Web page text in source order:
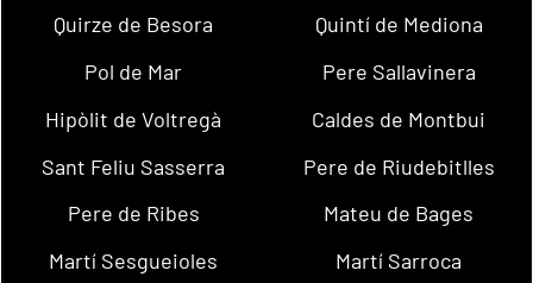
Quirze de Besora
Quintí de Mediona
Pol de Mar
Pere Sallavinera
Hipòlit de Voltregà
Caldes de Montbui
Sant Feliu Sasserra
Pere de Riudebitlles
Pere de Ribes
Mateu de Bages
Martí Sesgueioles
Martí Sarroca